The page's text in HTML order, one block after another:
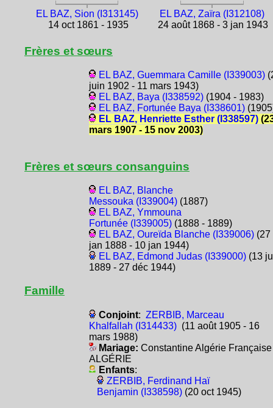
EL BAZ, Sion (I313145)
14 oct 1861 - 1935
EL BAZ, Zaïra (I312108)
24 août 1868 - 3 jan 1943
Frères et sœurs
EL BAZ, Guemmara Camille (I339003)
juin 1902 - 11 mars 1943)
EL BAZ, Baya (I338592)(1904 - 1983)
EL BAZ, Fortunée Baya (I338601)
EL BAZ, Henriette Esther (I338597)
mars 1907 - 15 nov 2003)
Frères et sœurs consanguins
EL BAZ, Blanche
Messouka (I339004)(1887)
EL BAZ, Ymmouna
Fortunée (I339005)(1888 - 1889)
EL BAZ, Oureïda Blanche (I339006)(27
jan 1888 - 10 jan 1944)
EL BAZ, Edmond Judas (I339000)(13
1889 - 27 déc 1944)
Famille
Conjoint: ZERBIB, Marceau
Khalfallah (I314433)(11 août 1905 - 16
mars 1988)
Mariage: Constantine Algérie Française
ALGÉRIE
Enfants:
ZERBIB, Ferdinand Haï
Benjamin (I338598)(20 oct 1945)